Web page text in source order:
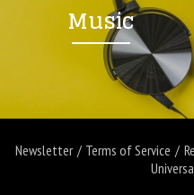
Music
Newsletter Terms of Service